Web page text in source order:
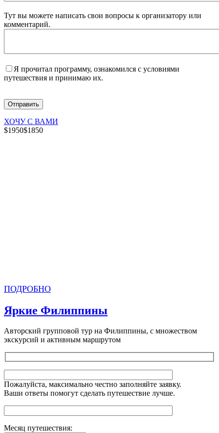
Тут вы можете написать свои вопросы к организатору или
комментарий.
Я прочитал программу, ознакомился с условиями
путешествия и принимаю их.
ХОЧУ С ВАМИ
$1950$1850
ПОДРОБНО
Яркие Филиппины
Авторский групповой тур на Филиппины, с множеством
экскурсий и активным маршрутом
Пожалуйста, максимально честно заполняйте заявку.
Ваши ответы помогут сделать путешествие лучше.
Месяц путешествия: